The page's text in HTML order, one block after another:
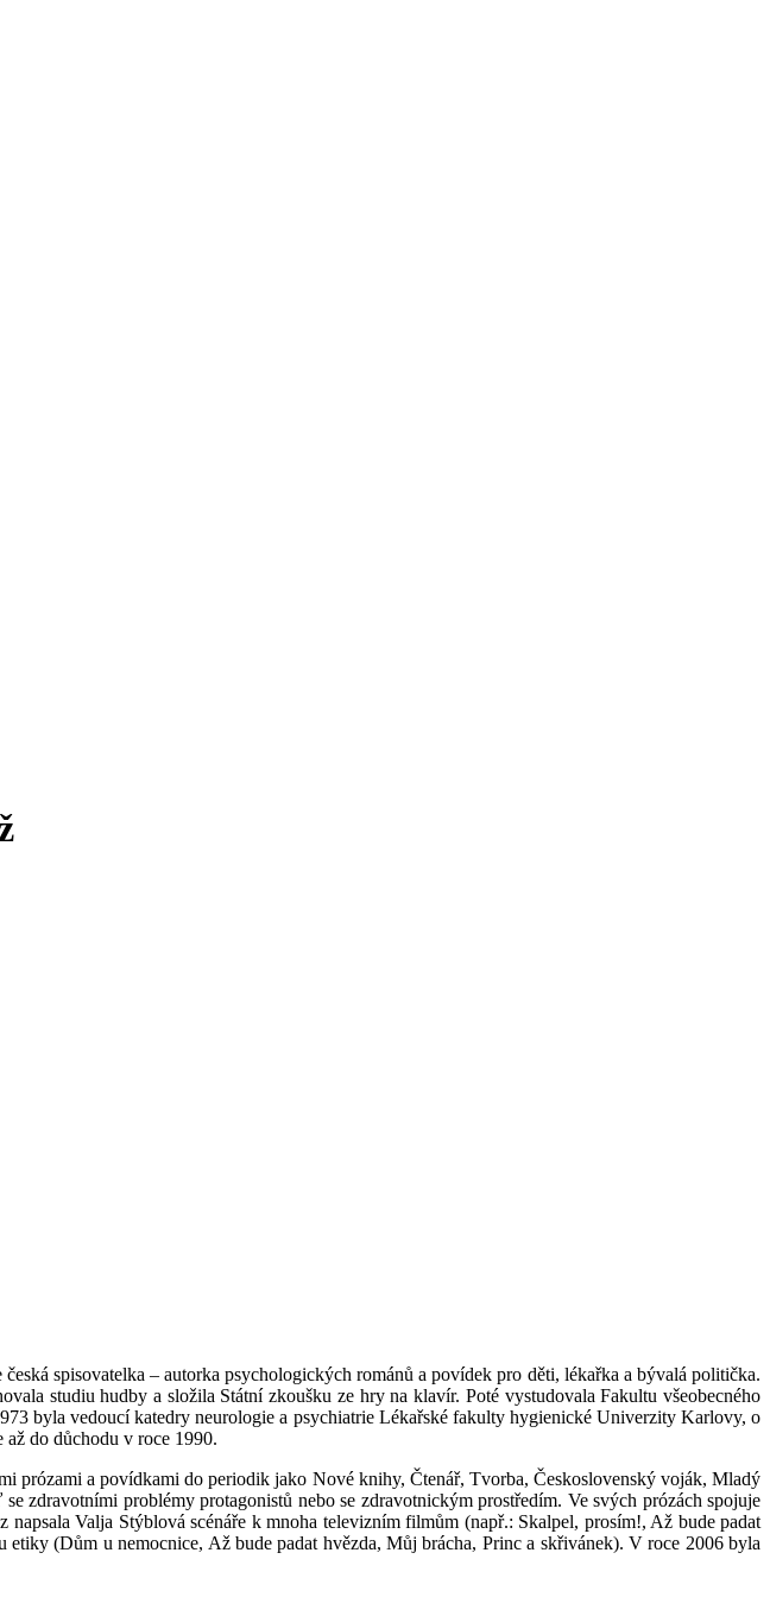
spisovatelka – autorka psychologických románů a povídek pro děti, lékařka a bývalá politička.
studiu hudby a složila Státní zkoušku ze hry na klavír. Poté vystudovala Fakultu všeobecného
byla vedoucí katedry neurologie a psychiatrie Lékařské fakulty hygienické Univerzity Karlovy, o
do důchodu v roce 1990.
prózami a povídkami do periodik jako Nové knihy, Čtenář, Tvorba, Československý voják, Mladý
zdravotními problémy protagonistů nebo se zdravotnickým prostředím. Ve svých prózách spojuje
Valja Stýblová scénáře k mnoha televizním filmům (např.: Skalpel, prosím!, Až bude padat
(Dům u nemocnice, Až bude padat hvězda, Můj brácha, Princ a skřivánek). V roce 2006 byla